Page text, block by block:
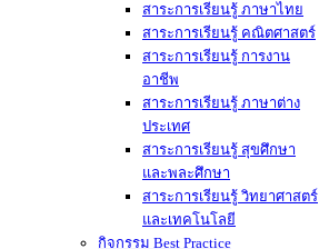
สาระการเรียนรู้ ภาษาไทย
สาระการเรียนรู้ คณิตศาสตร์
สาระการเรียนรู้ การงาน
อาชีพ
สาระการเรียนรู้ ภาษาต่าง
ประเทศ
สาระการเรียนรู้ สุขศึกษา
และพละศึกษา
สาระการเรียนรู้ วิทยาศาสตร์
และเทคโนโลยี
กิจกรรม Best Practice